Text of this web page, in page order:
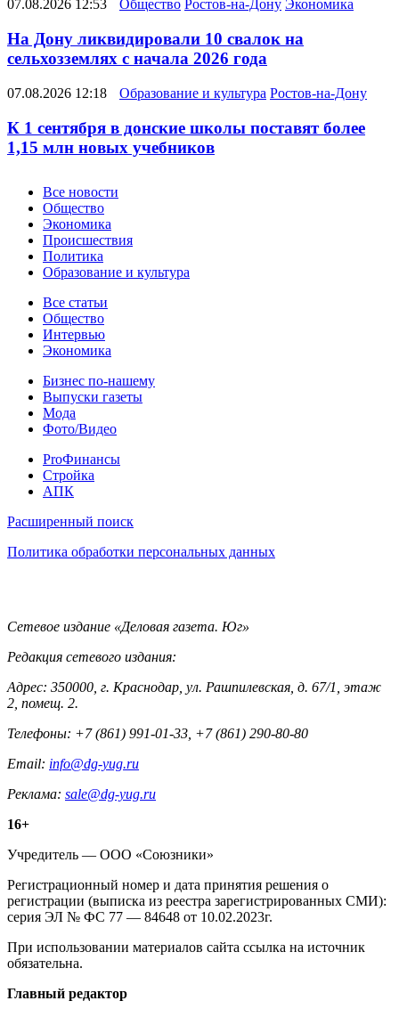
07.08.2026 12:53 Общество Ростов-на-Дону Экономика
На Дону ликвидировали 10 свалок на
сельхозземлях с начала 2026 года
07.08.2026 12:18 Образование и культура Ростов-на-Дону
К 1 сентября в донские школы поставят более
1,15 млн новых учебников
Новости
Все новости
Общество
Экономика
Происшествия
Политика
Образование и культура
Статьи
Все статьи
Общество
Интервью
Экономика
Разное
Бизнес по-нашему
Выпуски газеты
Мода
Фото/Видео
Pro
ProФинансы
Стройка
АПК
Информация
Расширенный поиск
Политика обработки персональных данных
Контакты
Сетевое издание «Деловая газета. Юг»
Редакция сетевого издания:
Адрес: 350000, г. Краснодар, ул. Рашпилевская, д. 67/1, этаж
2, помещ. 2.
Телефоны: +7 (861) 991-01-33, +7 (861) 290-80-80
Email: info@dg-yug.ru
Реклама: sale@dg-yug.ru
Информация
о
издании
16+
Учредитель — ООО «Союзники»
Регистрационный номер и дата принятия решения о
регистрации (выписка из реестра зарегистрированных СМИ):
серия ЭЛ № ФС 77 — 84648 от 10.02.2023г.
При использовании материалов сайта ссылка на источник
обязательна.
Редакция
Главный редактор